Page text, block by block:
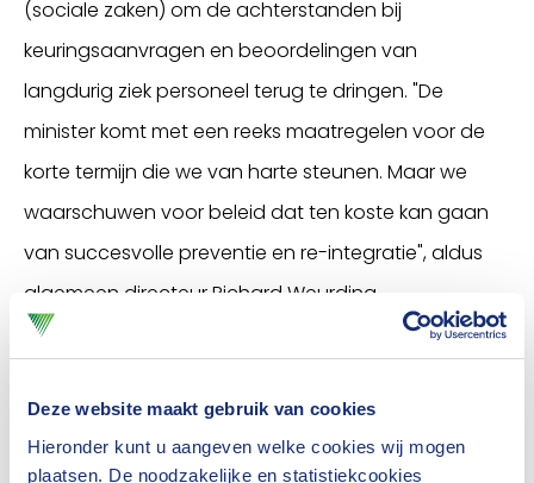
Deze website maakt gebruik van cookies
Hieronder kunt u aangeven welke cookies wij mogen
plaatsen. De noodzakelijke en statistiekcookies
(sociale zaken) om de achterstanden bij
keuringsaanvragen en beoordelingen van
langdurig ziek personeel terug te dringen. "De
minister komt met een reeks maatregelen voor de
korte termijn die we van harte steunen. Maar we
waarschuwen voor beleid dat ten koste kan gaan
van succesvolle preventie en re-integratie", aldus
algemeen directeur Richard Weurding.
Van Gennip schrijft de Tweede Kamer vandaag dat
UWV slechts 30 procent van de WIA-aanvragen en
23 procent van de herbeoordelingen nu op tijd